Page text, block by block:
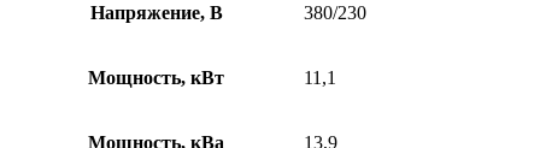
Напряжение, B 380/230
Мощность, кВт 11,1
Мощность, кВа 13,9